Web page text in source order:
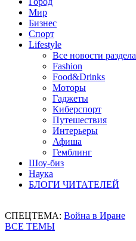
Мир
Бизнес
Спорт
Lifestyle
Все новости раздела
Fashion
Food&Drinks
Моторы
Гаджеты
Киберспорт
Путешествия
Интерьеры
Афиша
Гемблинг
Шоу-биз
Наука
БЛОГИ ЧИТАТЕЛЕЙ
СПЕЦТЕМА: Война в Иране
ВСЕ ТЕМЫ